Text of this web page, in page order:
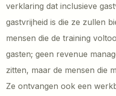
verklaring dat inclusieve
gastvrijheid is die ze zullen
mensen die de training
gasten; geen revenue
zitten, maar de mensen die
Ze ontvangen ook een